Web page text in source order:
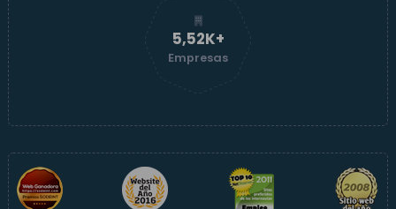
5,52K+
Empresas